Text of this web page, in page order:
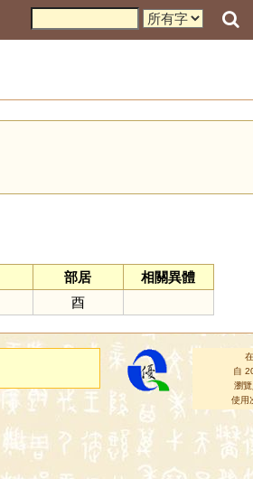
部居
相關異體
酉
自
瀏
使用